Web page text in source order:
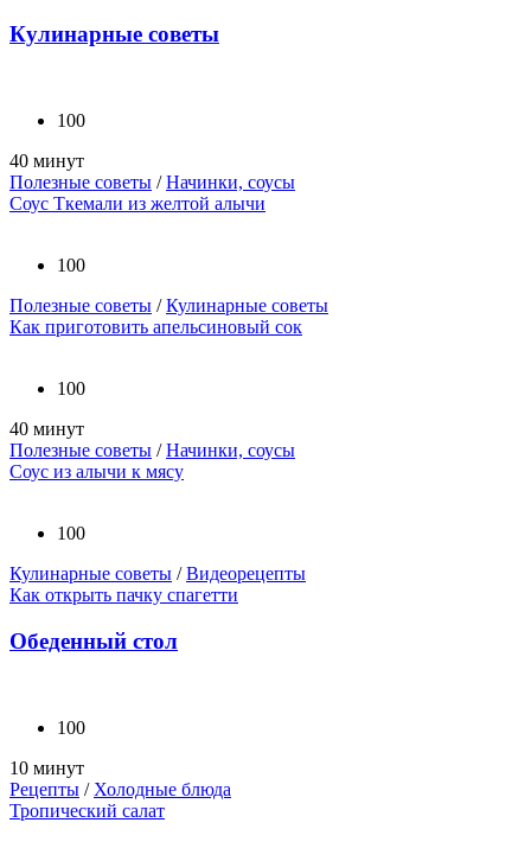
Кулинарные советы
100
40 минут
Полезные советы /Начинки, соусы
Соус Ткемали из желтой алычи
100
Полезные советы /Кулинарные советы
Как приготовить апельсиновый сок
100
40 минут
Полезные советы /Начинки, соусы
Соус из алычи к мясу
100
Кулинарные советы /Видеорецепты
Как открыть пачку спагетти
Обеденный стол
100
10 минут
Рецепты / Холодные блюда
Тропический салат